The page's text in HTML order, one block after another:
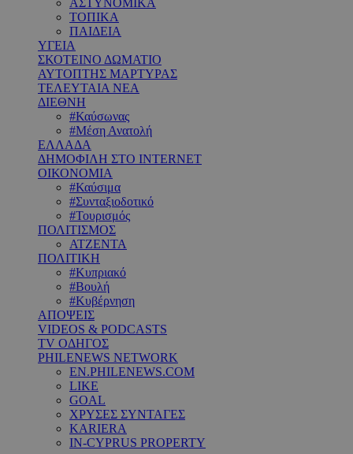
ΑΣΤΥΝΟΜΙΚΑ
ΤΟΠΙΚΑ
ΠΑΙΔΕΙΑ
ΥΓΕΙΑ
ΣΚΟΤΕΙΝΟ ΔΩΜΑΤΙΟ
ΑΥΤΟΠΤΗΣ ΜΑΡΤΥΡΑΣ
ΤΕΛΕΥΤΑΙΑ ΝΕΑ
ΔΙΕΘΝΗ
#Καύσωνας
#Μέση Ανατολή
ΕΛΛΑΔΑ
ΔΗΜΟΦΙΛΗ ΣΤΟ INTERNET
ΟΙΚΟΝΟΜΙΑ
#Καύσιμα
#Συνταξιοδοτικό
#Τουρισμός
ΠΟΛΙΤΙΣΜΟΣ
ΑΤΖΕΝΤΑ
ΠΟΛΙΤΙΚΗ
#Κυπριακό
#Βουλή
#Κυβέρνηση
ΑΠΟΨΕΙΣ
VIDEOS & PODCASTS
TV ΟΔΗΓΟΣ
PHILENEWS NETWORK
EN.PHILENEWS.COM
LIKE
GOAL
ΧΡΥΣΕΣ ΣΥΝΤΑΓΕΣ
KARIERA
IN-CYPRUS PROPERTY